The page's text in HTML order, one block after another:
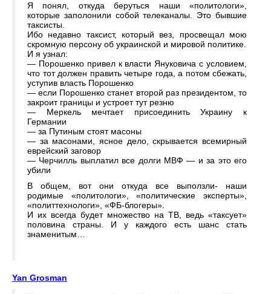
Я понял, откуда беруться наши «политологи»,
которые заполонили собой телеканалы. Это бывшие
таксисты.
Ибо недавно таксист, который вез, просвещал мою
скромную персону об украинской и мировой политике.
И я узнал:
— Порошенко привел к власти Януковича с условием,
что тот должен править четыре года, а потом сбежать,
уступив власть Порошенко
— если Порошенко станет второй раз президентом, то
закроит границы и устроет тут резню
— Меркель мечтает присоединить Украину к
Германии
— за Путиным стоят масоны
— за масонами, ясное дело, скрывается всемирный
еврейский заговор
— Черчилль выплатил все долги МВФ — и за это его
убили
В общем, вот они откуда все выползли- наши
родимые «политологи», «политические эксперты»,
«политтехнологи», «ФБ-блогеры».
И их всегда будет множество на ТВ, ведь «таксует»
половина страны. И у каждого есть шанс стать
знаменитым…
Yan Grosman